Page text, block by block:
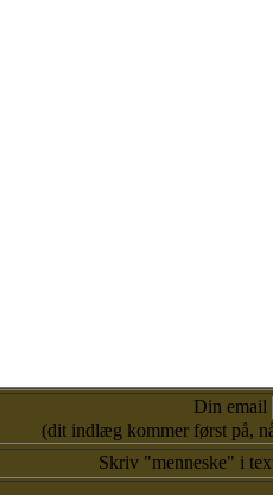
Din email
(dit indlæg kommer først på,
Skriv "menneske" i